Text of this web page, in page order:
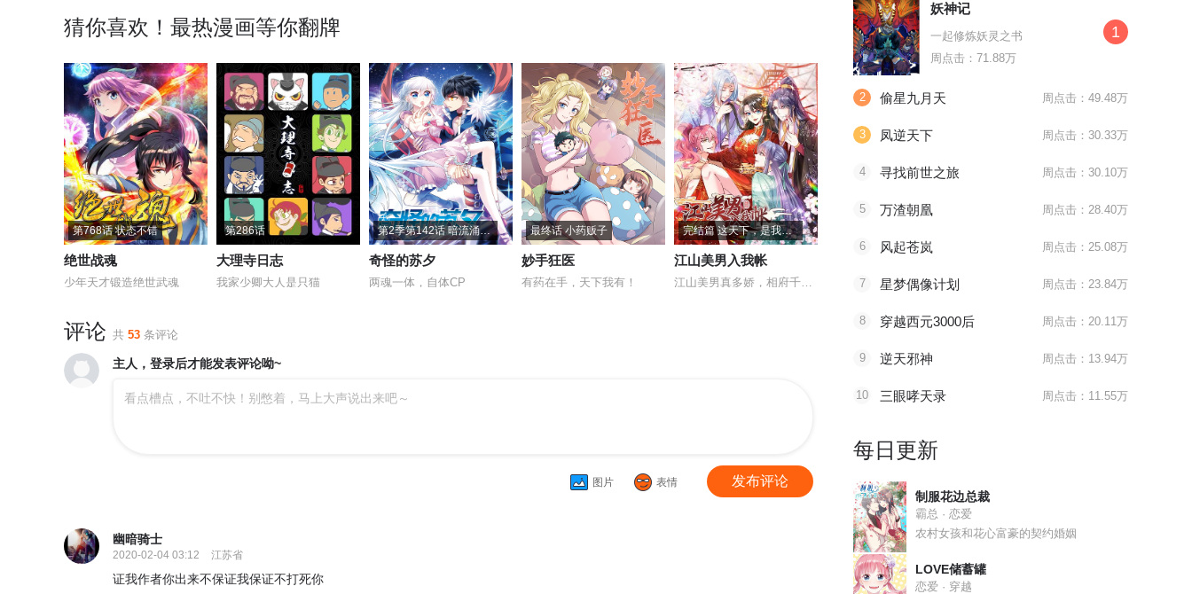
猜你喜欢！最热漫画等你翻牌
第768话 状态不错
绝世战魂
少年天才锻造绝世武魂
第286话
大理寺日志
我家少卿大人是只猫
第2季第142话 暗流涌动2
奇怪的苏夕
两魂一体，自体CP
最终话 小药贩子
妙手狂医
有药在手，天下我有！
完结篇 这天下，是我的了
江山美男入我帐
江山美男真多娇，相府千金累断腰 只因一个唇印，她惹上霸道总裁 上一世的耻，这世来雪！
评论 共 53 条评论
主人，登录后才能发表评论呦~
看点槽点，不吐不快！别憋着，马上大声说出来吧～
图片 表情 发布评论
幽暗骑士
2020-02-04 03:12 江苏省
证我作者你出来不保证我保证不打死你
妖神记
一起修炼妖灵之书
周点击：71.88万
1
2 偷星九月天 周点击：49.48万
3 凤逆天下 周点击：30.33万
4 寻找前世之旅 周点击：30.10万
5 万渣朝凰 周点击：28.40万
6 风起苍岚 周点击：25.08万
7 星梦偶像计划 周点击：23.84万
8 穿越西元3000后 周点击：20.11万
9 逆天邪神 周点击：13.94万
10 三眼哮天录 周点击：11.55万
每日更新
制服花边总裁
霸总 · 恋爱
农村女孩和花心富豪的契约婚姻
LOVE储蓄罐
恋爱 · 穿越